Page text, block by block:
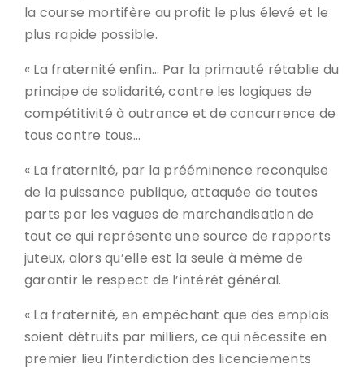
la course mortifère au profit le plus élevé et le
plus rapide possible.
« La fraternité enfin… Par la primauté rétablie du
principe de solidarité, contre les logiques de
compétitivité à outrance et de concurrence de
tous contre tous…
« La fraternité, par la prééminence reconquise
de la puissance publique, attaquée de toutes
parts par les vagues de marchandisation de
tout ce qui représente une source de rapports
juteux, alors qu’elle est la seule à même de
garantir le respect de l’intérêt général.
« La fraternité, en empêchant que des emplois
soient détruits par milliers, ce qui nécessite en
premier lieu l’interdiction des licenciements